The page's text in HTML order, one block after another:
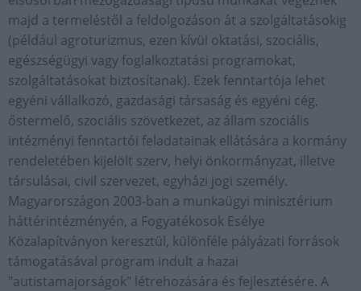
majd a termeléstől a feldolgozáson át a szolgáltatásokig
(például agroturizmus, ezen kívül oktatási, szociális,
egészségügyi vagy foglalkoztatási programokat,
szolgáltatásokat biztosítanak). Ezek fenntartója lehet
egyéni vállalkozó, gazdasági társaság és egyéni cég,
őstermelő, szociális szövetkezet, az állam szociális
intézményi fenntartói feladatainak ellátására a kormány
rendeletében kijelölt szerv, helyi önkormányzat, illetve
társulásai, civil szervezet, egyházi jogi személy.
Magyarországon 2003-ban a munkaügyi minisztérium
háttérintézményén, a Fogyatékosok Esélye
Közalapítványon keresztül, különféle pályázati források
támogatásával program indult a hazai
"autistamajorságok" létrehozására és fejlesztésére. A